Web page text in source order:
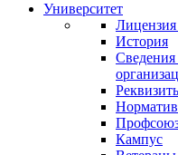
Университет
Лицензия
История
Сведения
Кампус